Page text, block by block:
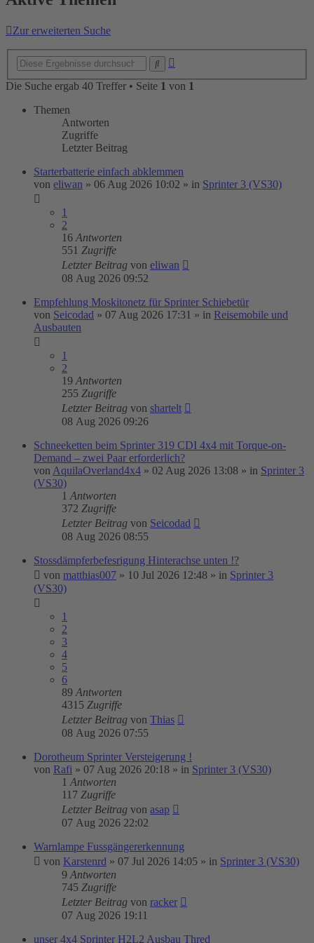
Zur erweiterten Suche
Die Suche ergab 40 Treffer • Seite 1 von 1
Themen
Antworten
Zugriffe
Letzter Beitrag
Starterbatterie einfach abklemmen
von eliwan » 06 Aug 2026 10:02 » in Sprinter 3 (VS30)
1
2
16 Antworten
551 Zugriffe
Letzter Beitrag von eliwan
08 Aug 2026 09:52
Empfehlung Moskitonetz für Sprinter Schiebetür
von Seicodad » 07 Aug 2026 17:31 » in Reisemobile und
Ausbauten
1
2
19 Antworten
255 Zugriffe
Letzter Beitrag von shartelt
08 Aug 2026 09:26
Schneeketten beim Sprinter 319 CDI 4x4 mit Torque-on-
Demand – zwei Paar erforderlich?
von AquilaOverland4x4 » 02 Aug 2026 13:08 » in Sprinter 3
(VS30)
1 Antworten
372 Zugriffe
Letzter Beitrag von Seicodad
08 Aug 2026 08:55
Stossdämpferbefesrigung Hinterachse unten !?
von matthias007 » 10 Jul 2026 12:48 » in Sprinter 3
(VS30)
1
2
3
4
5
6
89 Antworten
4315 Zugriffe
Letzter Beitrag von Thias
08 Aug 2026 07:55
Dorotheum Sprinter Versteigerung !
von Rafi » 07 Aug 2026 20:18 » in Sprinter 3 (VS30)
1 Antworten
117 Zugriffe
Letzter Beitrag von asap
07 Aug 2026 22:02
Warnlampe Fussgängererkennung
von Karstenrd » 07 Jul 2026 14:05 » in Sprinter 3 (VS30)
9 Antworten
745 Zugriffe
Letzter Beitrag von racker
07 Aug 2026 19:11
unser 4x4 Sprinter H2L2 Ausbau Thred